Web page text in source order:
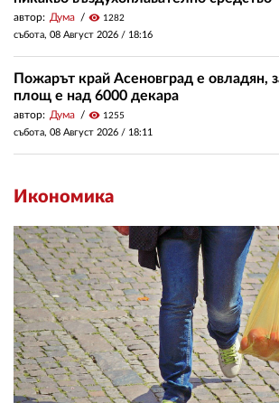
автор: Дума visibility 1282
събота, 08 Август 2026 / 18:16
Пожарът край Асеновград е овладян,
площ е над 6000 декара
автор: Дума visibility 1255
събота, 08 Август 2026 / 18:11
Икономика